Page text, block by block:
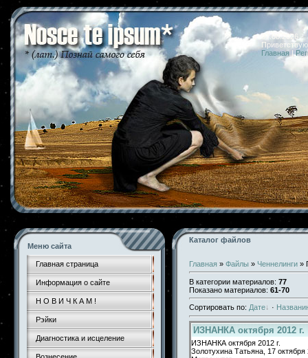
07.08.2026
Главная |
Меню сайта
Главная страница
Информация о сайте
Н О В И Ч К А М !
Рэйки
Диагностика и исцеление
Каталог файлов
Главная » Файлы » Ченнелинги »
В категории материалов: 77
Показано материалов: 61-70
Сортировать по: Дате ·
ИЗНАНКА октября 2012 г.
ИЗНАНКА октября 2012 г.
Золотухина Татьяна, 17 октября